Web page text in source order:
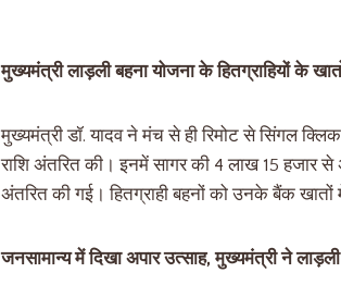
मुख्यमंत्री लाड़ली बहना योजना के हितग्राहियों के
मुख्यमंत्री डॉ. यादव ने मंच से ही रिमोट से सिंगल
राशि अंतरित की। इनमें सागर की 4 लाख 15 हजार
अंतरित की गई। हितग्राही बहनों को उनके बैंक
जनसामान्य में दिखा अपार उत्साह, मुख्यमंत्री ने लाड़ली